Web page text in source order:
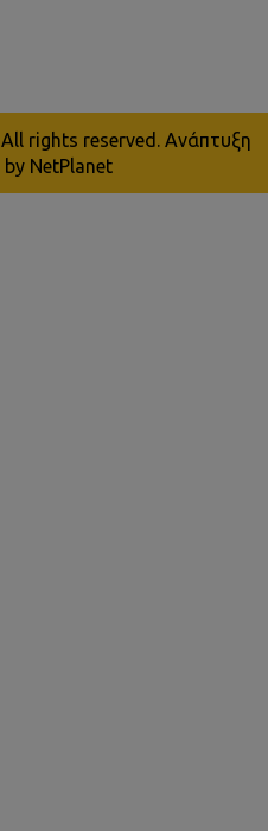
rights reserved. Ανάπτυξη
by NetPlanet